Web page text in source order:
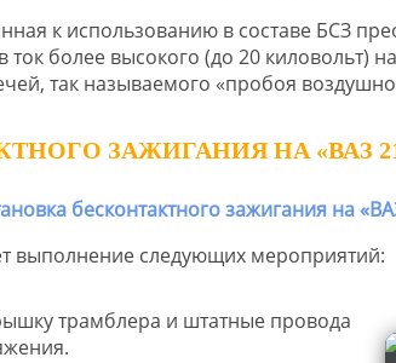
к использованию в составе БСЗ
более высокого (до 20 киловольт)
так называемого «пробоя
ЗАЖИГАНИЯ НА «ВАЗ
выполнение следующих мероприятий:
трамблера и штатные провода